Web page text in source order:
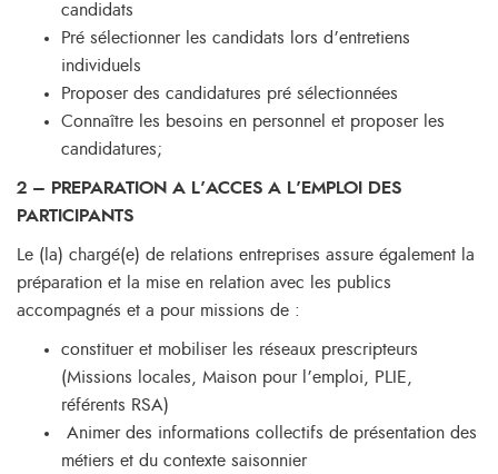
candidats
Pré sélectionner les candidats lors d’entretiens
individuels
Proposer des candidatures pré sélectionnées
Connaître les besoins en personnel et proposer les
candidatures;
2 – PREPARATION A L’ACCES A L’EMPLOI DES
PARTICIPANTS
Le (la) chargé(e) de relations entreprises assure également la
préparation et la mise en relation avec les publics
accompagnés et a pour missions de :
constituer et mobiliser les réseaux prescripteurs
(Missions locales, Maison pour l’emploi, PLIE,
référents RSA)
Animer des informations collectifs de présentation des
métiers et du contexte saisonnier